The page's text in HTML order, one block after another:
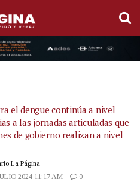
el dengue continúa a nivel
a las jornadas articuladas que
de gobierno realizan a nivel
La Página
2024 11:17 AM
0